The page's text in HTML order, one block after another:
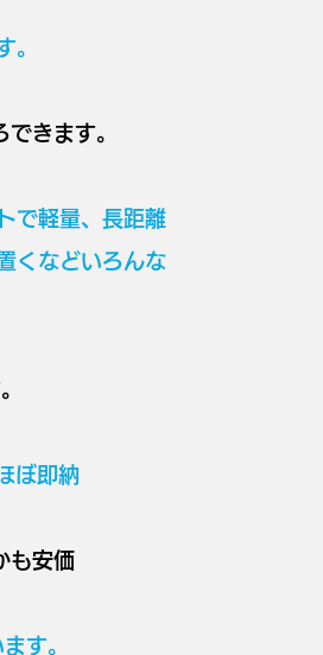
。
きます。
で軽量、長距離
などいろんな
ぼ即納
も安価
す。